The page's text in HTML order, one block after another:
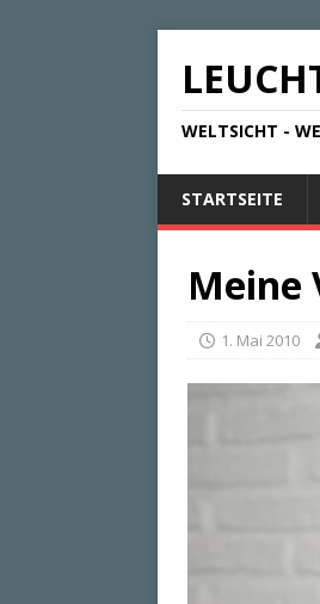
WELTSICHT -
STARTSEITE
Meine
1. Mai 2010